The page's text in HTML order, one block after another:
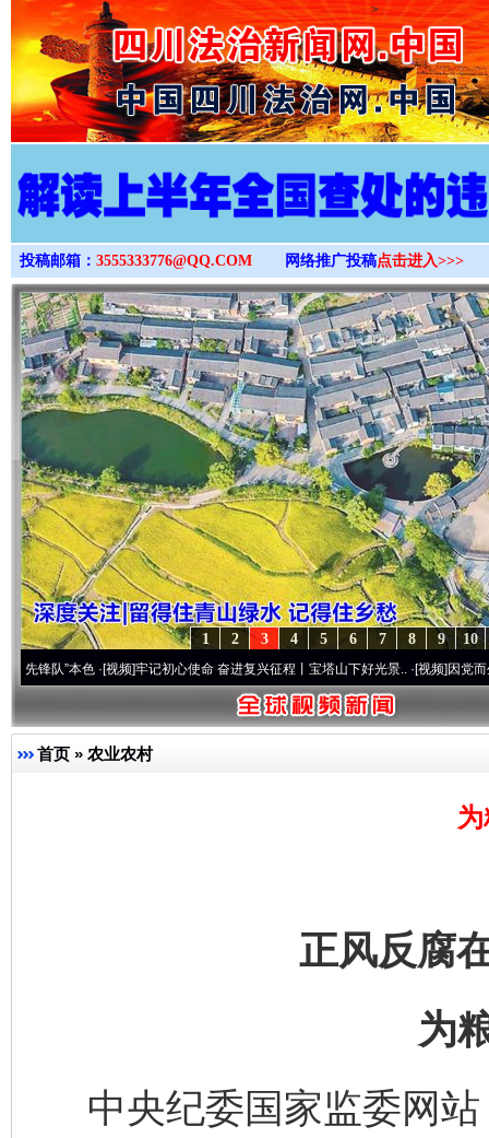
>
投稿邮箱： 3555333776@QQ.COM 网络推广投稿点击进入>>>
10
9
8
7
6
5
4
3
2
1
·[视频]牢记初心使命 奋进复兴征程丨宝塔山下好光景..·[视频]因党而生 为党而
首页 » 农业农村
正风反腐
为
中央纪委国家监委网